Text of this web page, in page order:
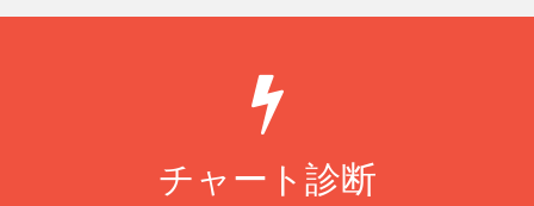
チャート診断